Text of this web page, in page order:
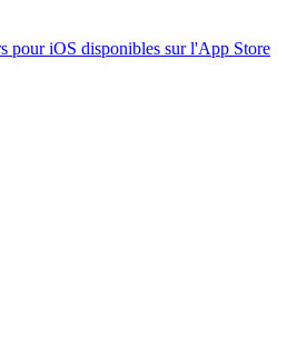
pour iOS disponibles sur l'App Store